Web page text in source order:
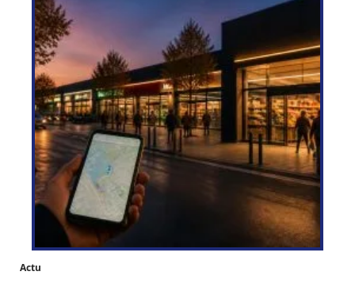
Actu